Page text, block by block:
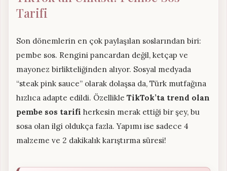
Tarifi
Son dönemlerin en çok paylaşılan soslarından biri:
pembe sos. Rengini pancardan değil, ketçap ve
mayonez birlikteliğinden alıyor. Sosyal medyada
“steak pink sauce” olarak dolaşsa da, Türk mutfağına
hızlıca adapte edildi. Özellikle TikTok’ta trend olan
pembe sos tarifi herkesin merak ettiği bir şey, bu
sosa olan ilgi oldukça fazla. Yapımı ise sadece 4
malzeme ve 2 dakikalık karıştırma süresi!